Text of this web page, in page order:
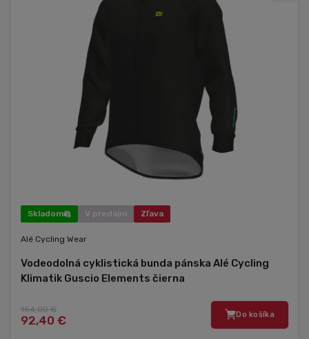
Skladom V predajni Zľava
Alé Cycling Wear
Vodeodolná cyklistická bunda pánska Alé Cycling
Klimatik Guscio Elements čierna
154,00 €
92,40 € Do košíka